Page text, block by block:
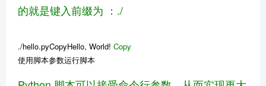
的就是键入前缀为 ：./
./hello.pyCopyHello, World! Copy
使用脚本参数运行脚本